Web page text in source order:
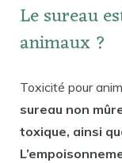
Le sureau
animaux ?
Toxicité pour
sureau non
toxique, ainsi